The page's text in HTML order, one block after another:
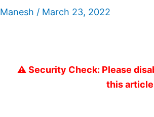
Manesh / March 23, 2022
⚠️ Security Check: Please
this